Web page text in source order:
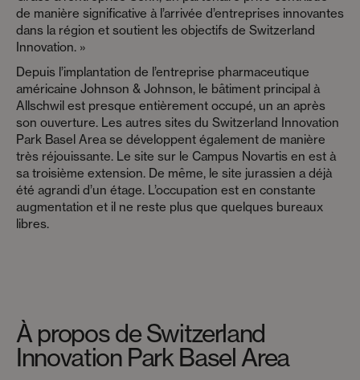
de manière significative à l’arrivée d’entreprises innovantes
dans la région et soutient les objectifs de Switzerland
Innovation. »
Depuis l’implantation de l’entreprise pharmaceutique
américaine Johnson & Johnson, le bâtiment principal à
Allschwil est presque entièrement occupé, un an après
son ouverture. Les autres sites du Switzerland Innovation
Park Basel Area se développent également de manière
très réjouissante. Le site sur le Campus Novartis en est à
sa troisième extension. De même, le site jurassien a déjà
été agrandi d’un étage. L’occupation est en constante
augmentation et il ne reste plus que quelques bureaux
libres.
À propos de Switzerland
Innovation Park Basel Area